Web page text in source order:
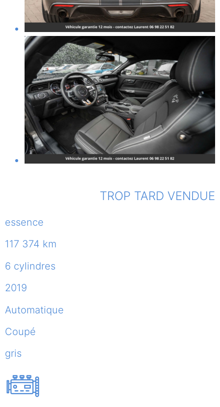
TROP TARD VENDUE
essence
117 374 km
6 cylindres
2019
Automatique
Coupé
gris